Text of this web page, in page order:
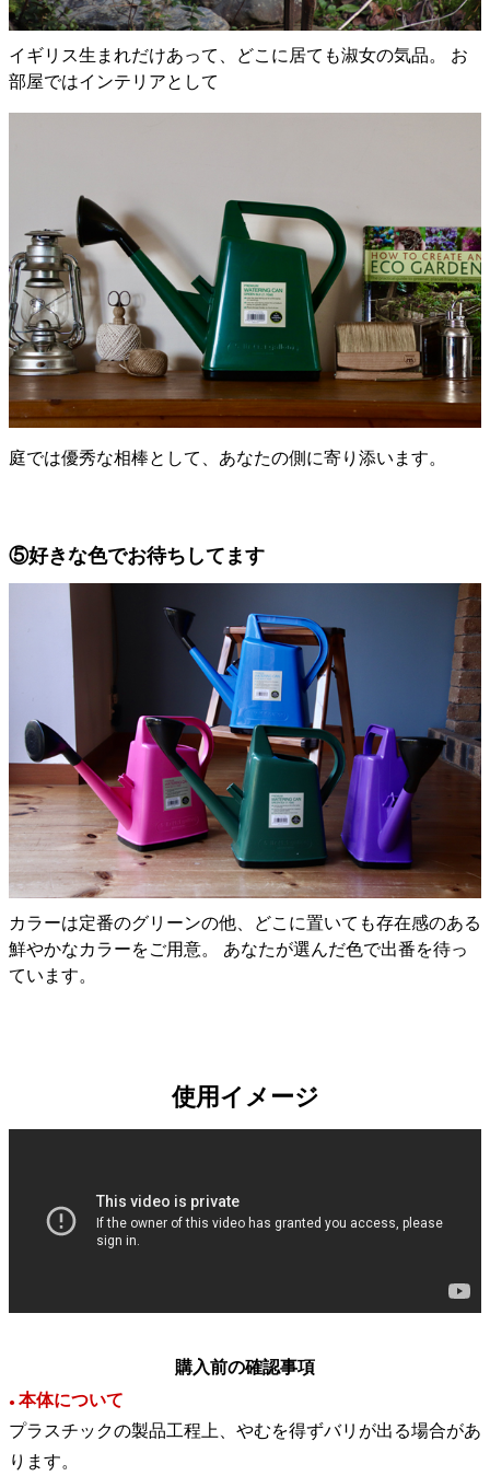
イギリス生まれだけあって、どこに居ても淑女の気品。 お
部屋ではインテリアとして
庭では優秀な相棒として、あなたの側に寄り添います。
⑤好きな色でお待ちしてます
カラーは定番のグリーンの他、どこに置いても存在感のある
鮮やかなカラーをご用意。 あなたが選んだ色で出番を待っ
ています。
使用イメージ
購入前の確認事項
● 本体について
プラスチックの製品工程上、やむを得ずバリが出る場合があ
ります。